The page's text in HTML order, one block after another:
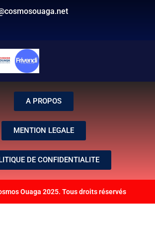
A PROPOS
MENTION LEGALE
DE CONFIDENTIALITE
Ouaga 2025. Tous droits réservés